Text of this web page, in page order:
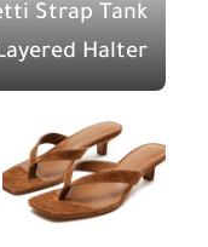
Strap Tank
Halter...